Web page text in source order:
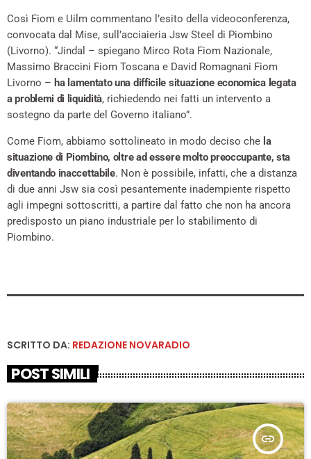
Così Fiom e Uilm commentano l’esito della videoconferenza,
convocata dal Mise, sull’acciaieria Jsw Steel di Piombino
(Livorno). “Jindal – spiegano Mirco Rota Fiom Nazionale,
Massimo Braccini Fiom Toscana e David Romagnani Fiom
Livorno – ha lamentato una difficile situazione economica legata
a problemi di liquidità, richiedendo nei fatti un intervento a
sostegno da parte del Governo italiano”.
Come Fiom, abbiamo sottolineato in modo deciso che la
situazione di Piombino, oltre ad essere molto preoccupante, sta
diventando inaccettabile. Non è possibile, infatti, che a distanza
di due anni Jsw sia così pesantemente inadempiente rispetto
agli impegni sottoscritti, a partire dal fatto che non ha ancora
predisposto un piano industriale per lo stabilimento di
Piombino.
SCRITTO DA: REDAZIONE NOVARADIO
POST SIMILI
insert_link